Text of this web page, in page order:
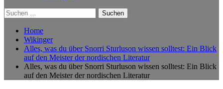
Suchen
nach:
Home
Wikinger
Alles, was du über Snorri Sturluson wissen solltest: Ein Blick
auf den Meister der nordischen Literatur
Alles, was du über Snorri Sturluson wissen solltest: Ein Blick
auf den Meister der nordischen Literatur